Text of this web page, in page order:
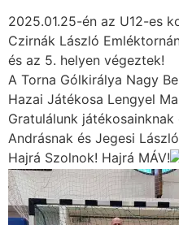
2025.01.25-én az U12-es
Czirnák László
és az 5. helyen végeztek!
A Torna Gólkirálya Nagy
Hazai Játékosa Lengyel
Gratulálunk
Andrásnak és Jegesi
Hajrá Szolnok! Hajrá MÁV!